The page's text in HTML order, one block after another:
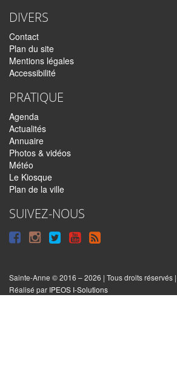
DIVERS
Contact
Plan du site
Mentions légales
Accessibilité
PRATIQUE
Agenda
Actualités
Annuaire
Photos & vidéos
Météo
Le Kiosque
Plan de la ville
SUIVEZ-NOUS
Suivre
Facebook
Suivre
Instagram
Suivre
Twitter
Syndiquer
le
site
Sainte-Anne © 2016 – 2026 | Tous droits réservés |
Réalisé par IPEOS I-Solutions
Réinitialiser